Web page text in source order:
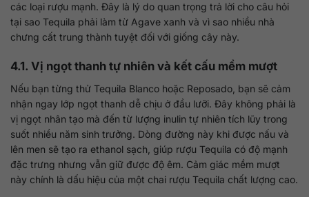
các loại rượu mạnh. Đây là lý do quan trọng trả lời cho câu hỏi
tại sao Tequila phải làm từ Agave xanh và vì sao nhiều nhà
chưng cất trung thành tuyệt đối với giống cây này.
4.1. Vị ngọt thanh tự nhiên và kết cấu mềm mượt
Nếu bạn từng thử Tequila Blanco hoặc Reposado, bạn sẽ cảm
nhận ngay lớp ngọt thanh dễ chịu ở đầu lưỡi. Đây không phải là
vị ngọt nhân tạo mà đến từ lượng inulin tự nhiên tích lũy trong
suốt nhiều năm sinh trưởng. Dòng đường này khi được nấu và
lên men sẽ tạo ra ethanol sạch, giúp rượu Tequila có độ mạnh
đặc trưng nhưng vẫn giữ được độ êm. Cảm giác mềm mượt
này chính là dấu hiệu của một chai rượu Tequila chất lượng cao.